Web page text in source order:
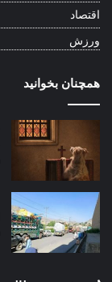
اقتصاد
ورزش
همچنان بخوانید